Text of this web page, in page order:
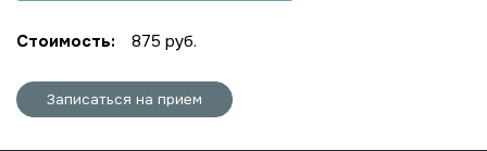
Стоимость: 875 руб.
Записаться на прием